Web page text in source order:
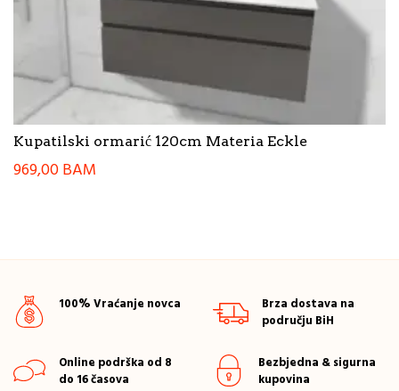
Kupatilski ormarić 120cm Materia Eckle
969,00BAM
100% Vraćanje novca
Brza dostava na
području BiH
Online podrška od 8
do 16 časova
Bezbjedna & sigurna
kupovina